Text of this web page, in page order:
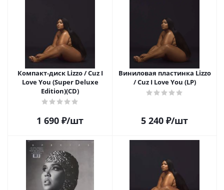
Компакт-диск Lizzo / Cuz I
Love You (Super Deluxe
Edition)(CD)
1 690 ₽/шт
Виниловая пластинка Lizzo
/ Cuz I Love You (LP)
5 240 ₽/шт